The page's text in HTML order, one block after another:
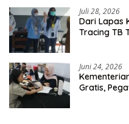
Juli 28, 2026
Dari Lapas
Tracing TB
Juni 24, 2026
Gratis,